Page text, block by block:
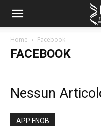
Home Facebook
FACEBOOK
Nessun
APP FNOB